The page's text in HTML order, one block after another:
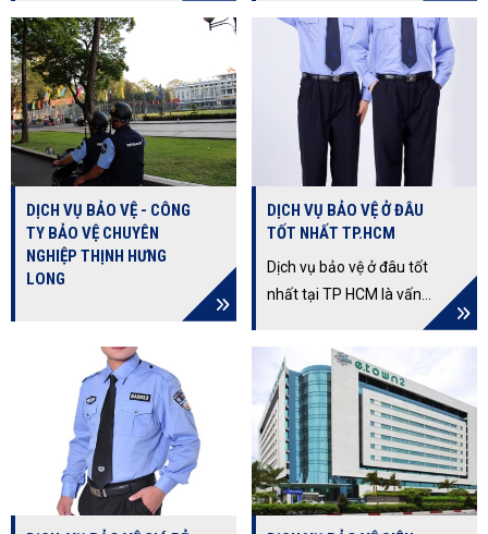
Khách Sạn, Ngân Hàng
Uy Tín. Cam Kết Dịch Vụ
Chuyên Nghiệp Uy Tín,
Đem Lại Sự Hài Lòng Và
An Tâm
uy tín tại TPHCM sở hữu
đội ngũ nhân viên giàu
kinh nghiệm, trình độ
chuyên môn cao... làm
hài lòng những khách
hàng khó tính nhất
DỊCH VỤ BẢO VỆ - CÔNG
TY BẢO VỆ CHUYÊN
NGHIỆP THỊNH HƯNG
LONG
DỊCH VỤ BẢO VỆ Ở ĐÂU
TỐT NHẤT TP.HCM
Dịch vụ bảo vệ ở đâu tốt
nhất tại TP HCM là vấn
đề được rất nhiều doanh
nghiệp quan tâm đến?
Không những vậy, nhiệm
vụ của người bảo vệ là
gì? Các loại dịch vụ bảo
vệ phổ biến nhất trên thị
trường hiện nay? Các
vấn đề này luôn được